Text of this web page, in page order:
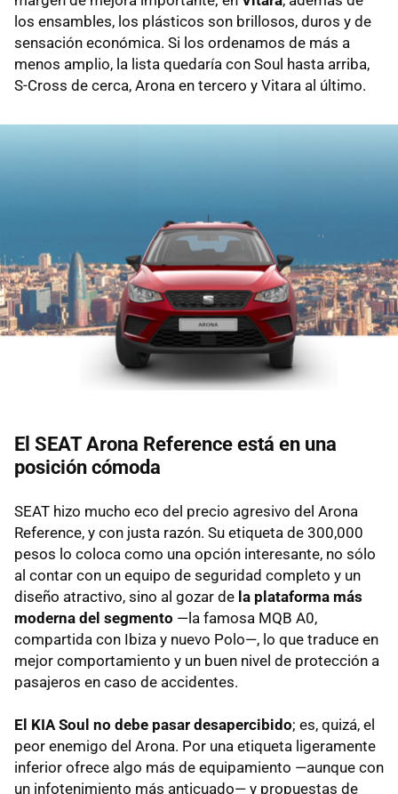
los ensambles, los plásticos son brillosos, duros y de
sensación económica. Si los ordenamos de más a
menos amplio, la lista quedaría con Soul hasta arriba,
S-Cross de cerca, Arona en tercero y Vitara al último.
El SEAT Arona Reference está en una
posición cómoda
SEAT hizo mucho eco del precio agresivo del Arona
Reference, y con justa razón. Su etiqueta de 300,000
pesos lo coloca como una opción interesante, no sólo
al contar con un equipo de seguridad completo y un
diseño atractivo, sino al gozar de la plataforma más
moderna del segmento —la famosa MQB A0,
compartida con Ibiza y nuevo Polo—, lo que traduce en
mejor comportamiento y un buen nivel de protección a
pasajeros en caso de accidentes.
El KIA Soul no debe pasar desapercibido; es, quizá, el
peor enemigo del Arona. Por una etiqueta ligeramente
inferior ofrece algo más de equipamiento —aunque con
un infotenimiento más anticuado— y propuestas de